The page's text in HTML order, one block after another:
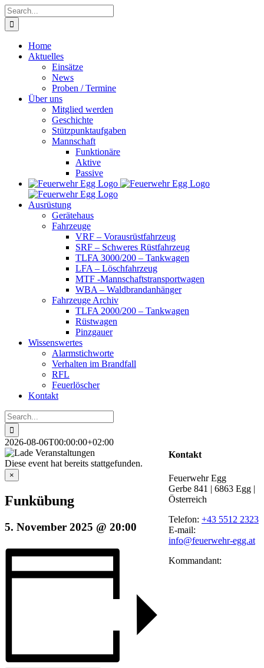
Skip
to
content
Search
for:
Home
Aktuelles
Einsätze
News
Proben / Termine
Über uns
Mitglied werden
Geschichte
Stützpunktaufgaben
Mannschaft
Funktionäre
Aktive
Passive
Ausrüstung
Gerätehaus
Fahrzeuge
VRF – Vorausrüstfahrzeug
SRF – Schweres Rüstfahrzeug
TLFA 3000/200 – Tankwagen
LFA – Löschfahrzeug
MTF -Mannschaftstransportwagen
WBA – Waldbrandanhänger
Fahrzeuge Archiv
TLFA 2000/200 – Tankwagen
Rüstwagen
Pinzgauer
Wissenswertes
Alarmstichworte
Verhalten im Brandfall
RFL
Feuerlöscher
Kontakt
Search
for:
2026-08-06T00:00:00+02:00
Diese event hat bereits stattgefunden.
×
Funkübung
5. November 2025 @ 20:00
Kontakt
Feuerwehr Egg
Gerbe 841 | 6863 Egg |
Österreich
Telefon: +43 5512 2323
E-mail:
info@feuerwehr-egg.at
Kommandant: